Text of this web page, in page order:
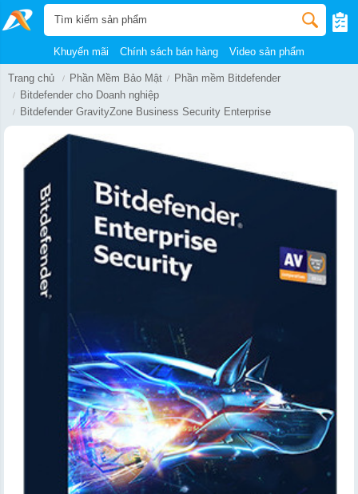
Khuyến mãi Chính sách bán hàng Video sản phẩm
Trang chủ Phần Mềm Bảo Mật
Phần mềm Bitdefender
Bitdefender cho Doanh nghiệp
Bitdefender GravityZone Business Security Enterprise